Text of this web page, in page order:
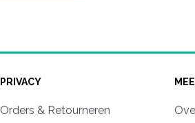
PRIVACY
Orders & Retourneren